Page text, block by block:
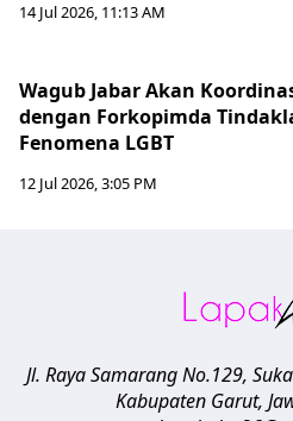
14 Jul 2026, 11:13 AM
Wagub Jabar Akan
dengan Forkopimda
Fenomena LGBT
12 Jul 2026, 3:05 PM
Jl. Raya Samarang No.129,
Kabupaten Garut,